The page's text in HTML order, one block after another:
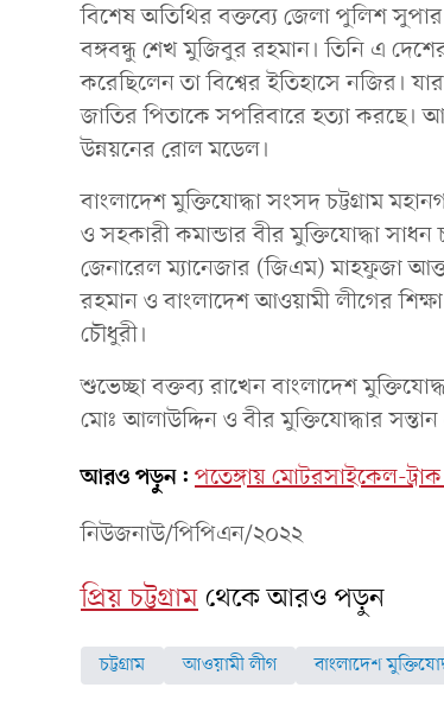
বিশেষ অতিথির বক্তব্যে জেলা পুলিশ
বঙ্গবন্ধু শেখ মুজিবুর রহমান। তিনি এ
করেছিলেন তা বিশ্বের ইতিহাসে নজির।
জাতির পিতাকে সপরিবারে হত্যা করছে।
উন্নয়নের রোল মডেল।
বাংলাদেশ মুক্তিযোদ্ধা সংসদ চট্টগ্রাম
ও সহকারী কমান্ডার বীর মুক্তিযোদ্ধা সাধন
জেনারেল ম্যানেজার (জিএম) মাহফুজা
রহমান ও বাংলাদেশ আওয়ামী লীগের
চৌধুরী।
শুভেচ্ছা বক্তব্য রাখেন বাংলাদেশ
মোঃ আলাউদ্দিন ও বীর মুক্তিযোদ্ধার
আরও পড়ুন: পতেঙ্গায় মোটরসাইকেল-
নিউজনাউ/পিপিএন/২০২২
প্রিয় চট্টগ্রামথেকে আরও পড়ুন
চট্টগ্রাম আওয়ামী লীগ বাংলাদেশ